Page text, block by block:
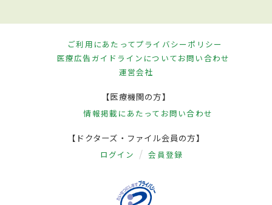
ご利用にあたってプライバシーポリシー
医療広告ガイドラインについてお問い合わせ
運営会社
【医療機関の方】
情報掲載にあたって お問い合わせ
【ドクターズ・ファイル会員の方】
ログイン 会員登録